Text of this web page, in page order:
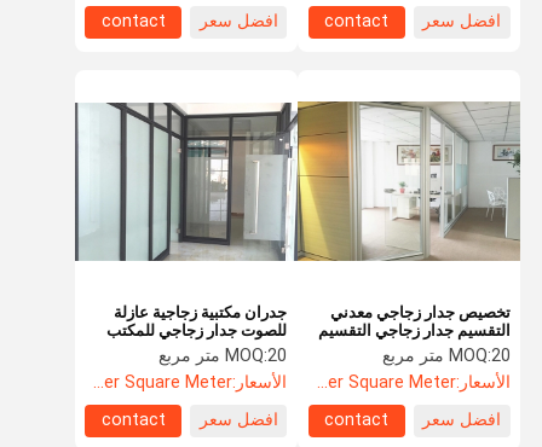
افضل سعر
contact
افضل سعر
contact
جدران مكتبية زجاجية عازلة
للصوت جدار زجاجي للمكتب
MOQ:20 متر مربع
الأسعار:US$52.60 Per Square Meter
افضل سعر
contact
تخصيص جدار زجاجي معدني
التقسيم جدار زجاجي التقسيم
الفرنسي
MOQ:20 متر مربع
الأسعار:US$52.60 Per Square Meter
افضل سعر
contact